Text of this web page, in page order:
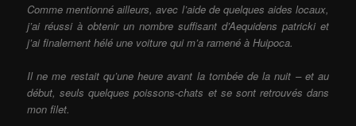
Comme mentionné ailleurs, avec l’aide de quelques aides locaux,
j’ai réussi à obtenir un nombre suffisant d’Aequidens patricki et
j’ai finalement hélé une voiture qui m’a ramené à Huipoca.
Il ne me restait qu’une heure avant la tombée de la nuit – et au
début, seuls quelques poissons-chats et se sont retrouvés dans
mon filet.